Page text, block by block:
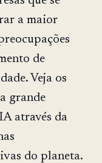
a maior
de
Veja os
grande
através da
do planeta.